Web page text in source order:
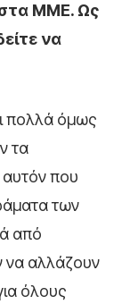
στα ΜΜΕ. Ως
να
πολλά όμως
τα
αυτόν που
των
από
να αλλάζουν
όλους